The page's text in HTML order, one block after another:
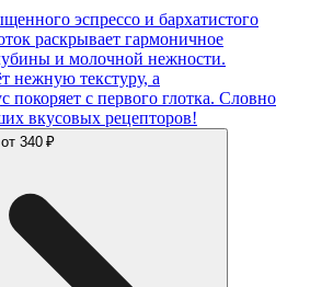
эспрессо и бархатистого
раскрывает гармоничное
и молочной нежности.
нежную текстуру, а
покоряет с первого глотка. Словно
вкусовых рецепторов!
от 340 ₽